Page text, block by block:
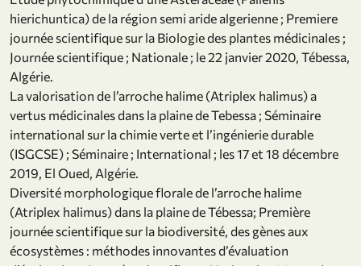
hierichuntica) de la région semi aride algerienne ; Premiere
journée scientifique sur la Biologie des plantes médicinales ;
Journée scientifique ; Nationale ; le 22 janvier 2020, Tébessa,
Algérie.
La valorisation de l’arroche halime (Atriplex halimus) a
vertus médicinales dans la plaine de Tebessa ; Séminaire
international sur la chimie verte et l’ingénierie durable
(ISGCSE) ; Séminaire ; International ; les 17 et 18 décembre
2019, El Oued, Algérie.
Diversité morphologique florale de l’arroche halime
(Atriplex halimus) dans la plaine de Tébessa; Première
journée scientifique sur la biodiversité, des gènes aux
écosystèmes : méthodes innovantes d’évaluation